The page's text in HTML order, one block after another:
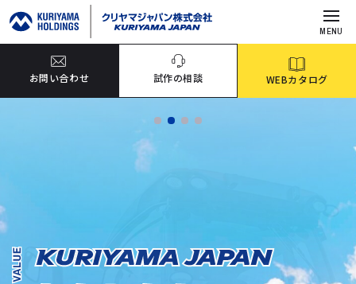
MENU
お問い合わせ 試作の相談 WEBカタログ